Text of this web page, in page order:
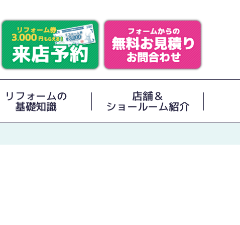
リフォームの
基礎知識
店舗＆
ショールーム紹介